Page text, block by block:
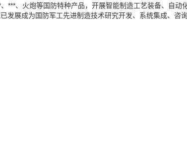
***、火炮等国防特种产品，开展智能制造工艺装备、自动
发展成为国防军工先进制造技术研究开发、系统集成、咨